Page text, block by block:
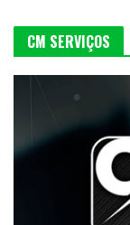
CM SERVIÇOS